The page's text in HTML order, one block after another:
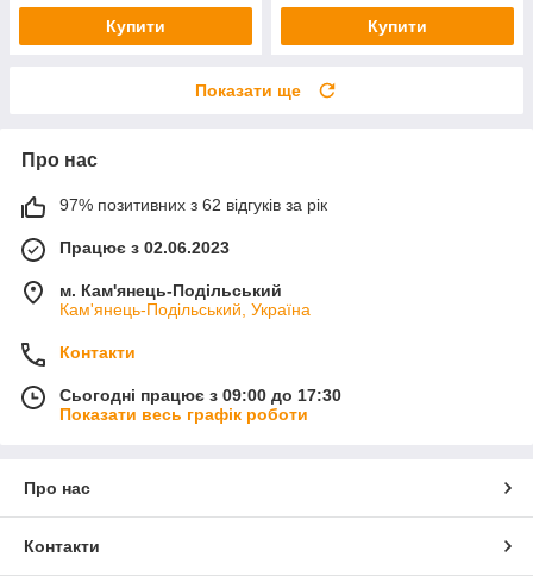
Купити Купити
Показати ще
Про нас
97% позитивних з 62 відгуків за рік
Працює з 02.06.2023
м. Кам'янець-Подільський
Кам'янець-Подільський, Україна
Контакти
Сьогодні працює з 09:00 до 17:30
Показати весь графік роботи
Про нас
Контакти